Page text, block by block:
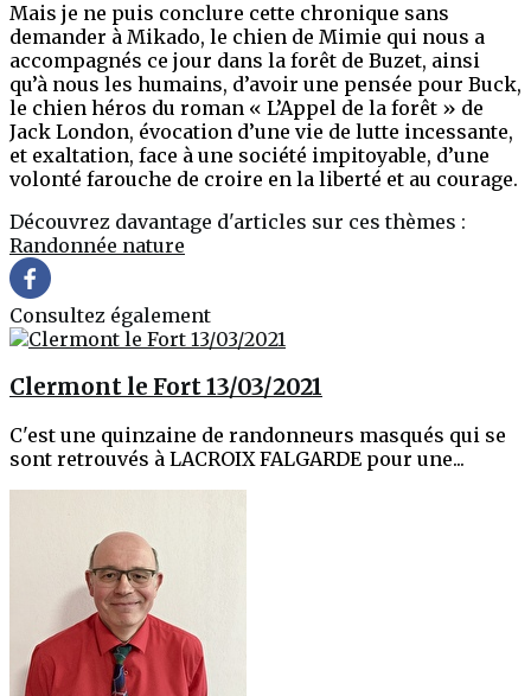
Mais je ne puis conclure cette chronique sans
demander à Mikado, le chien de Mimie qui nous a
accompagnés ce jour dans la forêt de Buzet, ainsi
qu’à nous les humains, d’avoir une pensée pour Buck,
le chien héros du roman « L’Appel de la forêt » de
Jack London, évocation d’une vie de lutte incessante,
et exaltation, face à une société impitoyable, d’une
volonté farouche de croire en la liberté et au courage.
Découvrez davantage d'articles sur ces thèmes :
Randonnée nature
Consultez également
Clermont le Fort 13/03/2021
C'est une quinzaine de randonneurs masqués qui se
sont retrouvés à LACROIX FALGARDE pour une...